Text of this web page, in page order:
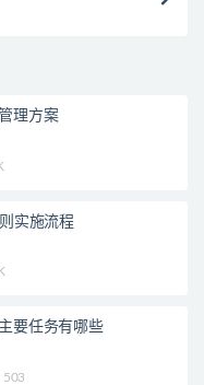
理方案
实施流程
要任务有哪些
503